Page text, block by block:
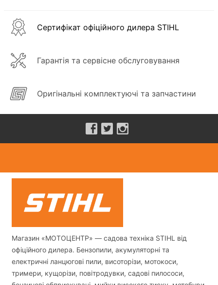
Сертифікат офіційного дилера STIHL
Гарантія та сервісне обслуговування
Оригінальні комплектуючі та запчастини
Магазин «МОТОЦЕНТР» — садова техніка STIHL від
офіційного дилера. Бензопили, акумуляторні та
електричні ланцюгові пили, висоторізи, мотокоси,
тримери, кущорізи, повітродувки, садові пилососи,